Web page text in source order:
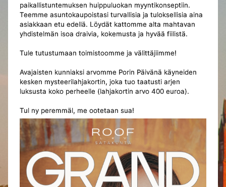
paikallistuntemuksen huippuluokan myyntikonseptiin.
Teemme asuntokaupoistasi turvallisia ja tuloksellisia aina
asiakkaan etu edellä. Löydät kattomme alta mahtavan
yhdistelmän isoa draivia, kokemusta ja hyvää fiilistä.
Tule tutustumaan toimistoomme ja välittäjiimme!
Avajaisten kunniaksi arvomme Porin Päivänä käyneiden
kesken mysteerilahjakortin, joka tuo taatusti arjen
luksusta koko perheelle (lahjakortin arvo 400 euroa).
Tul ny peremmäl, me ootetaan sua!